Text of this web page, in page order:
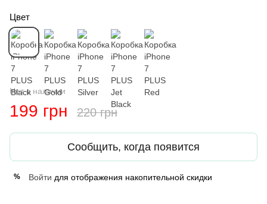
Цвет
Нет в наличии
199 грн 220 грн
Сообщить, когда появится
% Войти для отображения накопительной скидки